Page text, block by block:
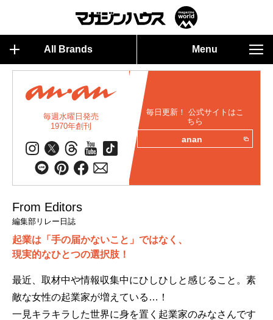
All Brands Menu
毎週水曜日発売
1970年創刊
毎日更新！ 公式サイトはこ
ちら
anan
From Editors
編集部リレー日誌
起業は「手の届かないこと」ではなく、
現実的なひとつの選択肢！
最近、取材中や情報収集中にひしひしと感じること。素
敵な女性の起業家が増えている…！
一見キラキラした世界に身を置く起業家のみなさんです